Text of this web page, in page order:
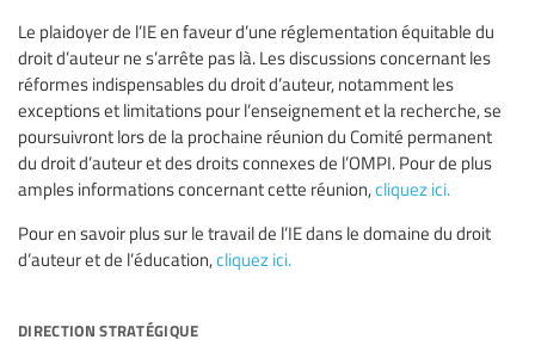
Le plaidoyer de l’IE en faveur d’une réglementation équitable du
droit d’auteur ne s’arrête pas là. Les discussions concernant les
réformes indispensables du droit d’auteur, notamment les
exceptions et limitations pour l’enseignement et la recherche, se
poursuivront lors de la prochaine réunion du Comité permanent
du droit d’auteur et des droits connexes de l’OMPI. Pour de plus
amples informations concernant cette réunion,cliquez ici.
Pour en savoir plus sur le travail de l’IE dans le domaine du droit
d’auteur et de l’éducation,cliquez ici.
direction stratégique